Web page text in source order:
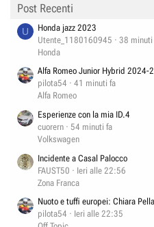
Post Recenti
U
Honda jazz 2023
Utente_1180160945
38 minuti
Honda
Alfa Romeo Junior Hybrid
pilota54
41 minuti fa
Alfa Romeo
Esperienze con la mia ID.4
cuorern
54 minuti fa
Volkswagen
Incidente a Casal Palocco
FAUST50
Ieri alle 22:56
Zona Franca
Nuoto e tuffi europei: Chiara
pilota54
Ieri alle 22:35